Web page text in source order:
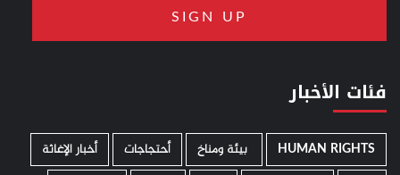
فئات الأخبار
HUMAN RIGHTS ­ بيئة ومناخ أحتجاجات
أخبار الإغاثة